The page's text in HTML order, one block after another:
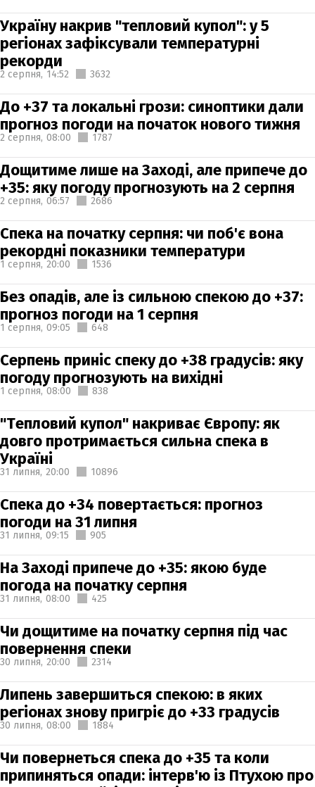
Україну накрив "тепловий купол": у 5
регіонах зафіксували температурні
рекорди
2 серпня, 14:52 3632
До +37 та локальні грози: синоптики дали
прогноз погоди на початок нового тижня
2 серпня, 08:00 1787
Дощитиме лише на Заході, але припече до
+35: яку погоду прогнозують на 2 серпня
2 серпня, 06:57 2686
Спека на початку серпня: чи поб'є вона
рекордні показники температури
1 серпня, 20:00 1536
Без опадів, але із сильною спекою до +37:
прогноз погоди на 1 серпня
1 серпня, 09:05 648
Серпень приніс спеку до +38 градусів: яку
погоду прогнозують на вихідні
1 серпня, 08:00 838
"Тепловий купол" накриває Європу: як
довго протримається сильна спека в
Україні
31 липня, 20:00 10896
Спека до +34 повертається: прогноз
погоди на 31 липня
31 липня, 09:15 905
На Заході припече до +35: якою буде
погода на початку серпня
31 липня, 08:00 425
Чи дощитиме на початку серпня під час
повернення спеки
30 липня, 20:00 2314
Липень завершиться спекою: в яких
регіонах знову пригріє до +33 градусів
30 липня, 08:00 1884
Чи повернеться спека до +35 та коли
припиняться опади: інтерв'ю із Птухою про